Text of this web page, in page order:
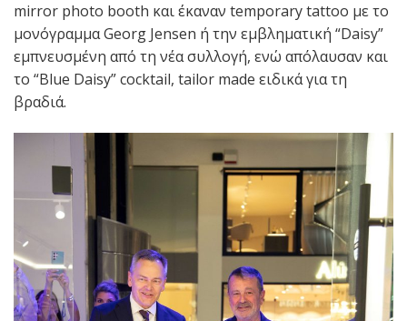
mirror photo booth και έκαναν temporary tattoo με το
μονόγραμμα Georg Jensen ή την εμβληματική “Daisy”
εμπνευσμένη από τη νέα συλλογή, ενώ απόλαυσαν και
το “Blue Daisy” cocktail, tailor made ειδικά για τη
βραδιά.